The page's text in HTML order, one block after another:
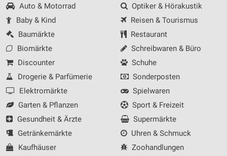
Auto & Motorrad
Baby & Kind
Baumärkte
Biomärkte
Discounter
Drogerie & Parfümerie
Elektromärkte
Garten & Pflanzen
Gesundheit & Ärzte
Getränkemärkte
Kaufhäuser
Optiker & Hörakustik
Reisen & Tourismus
Restaurant
Schreibwaren & Büro
Schuhe
Sonderposten
Spielwaren
Sport & Freizeit
Supermärkte
Uhren & Schmuck
Zoohandlungen